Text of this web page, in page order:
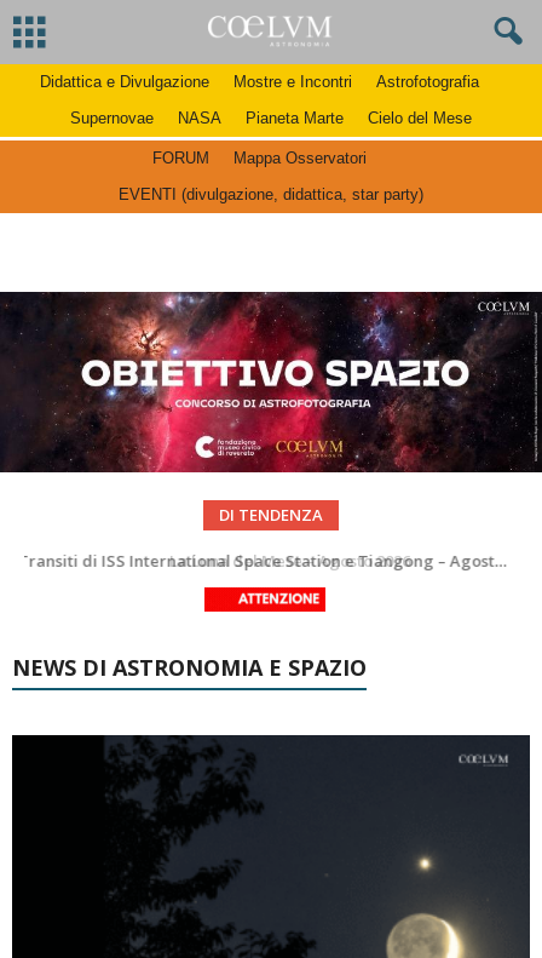
Didattica e Divulgazione Mostre e Incontri
Astrofotografia
Supernovae
NASA Pianeta Marte Cielo del Mese
FORUM
Mappa Osservatori
EVENTI (divulgazione, didattica, star party)
DI TENDENZA
La Luna del Mese – Agosto 2026
Le costellazioni di Agosto 2026: Delfino
NEWS DI ASTRONOMIA E SPAZIO